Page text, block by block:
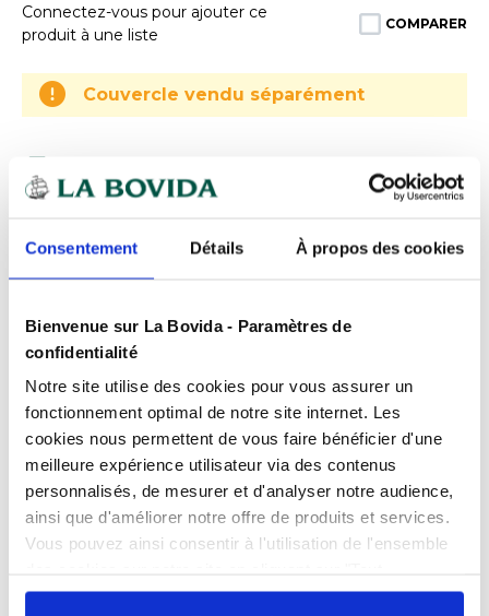
Consentement Détails À propos des cookies
Bienvenue sur La Bovida - Paramètres de
confidentialité
Notre site utilise des cookies pour vous assurer un
fonctionnement optimal de notre site internet. Les
cookies nous permettent de vous faire bénéficier d'une
meilleure expérience utilisateur via des contenus
personnalisés, de mesurer et d'analyser notre audience,
ainsi que d'améliorer notre offre de produits et services.
Vous pouvez ainsi consentir à l'utilisation de l'ensemble
autoriser". Cependant, si vous ne souhaitez autoriser que
Connectez-vous pour ajouter ce
produit à une liste
COMPARER
Couvercle vendu séparément
Paiement
100% sécurisé
Devisgratuits
Présentation
L’intérieur antiadhésif lisse améliore les
rendements et facilite le nettoyage.
Empilable avec tous types de bacs Cambro.
Résiste aux températures de -40°C à +70°C.
Repères gradués indiquant les capacités.
Résistance élevée aux agressions chimiques.
Caractéristiques
0% BPA oui
Adapte au micro-ondes oui
Produits complémentaires
Documents téléchargeables